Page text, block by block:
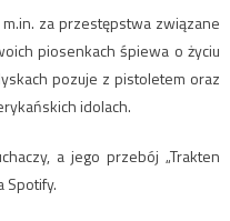
za przestępstwa związane
piosenkach śpiewa o życiu
pozuje z pistoletem oraz
idolach.
a jego przebój „Trakten
Spotify.